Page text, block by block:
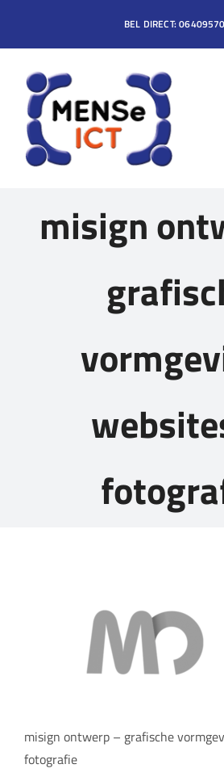
BEL DIRECT:
DIENSTEN
PRODUCTEN
OVER MENSe
misign
misign ontwerp – grafische
fotografie